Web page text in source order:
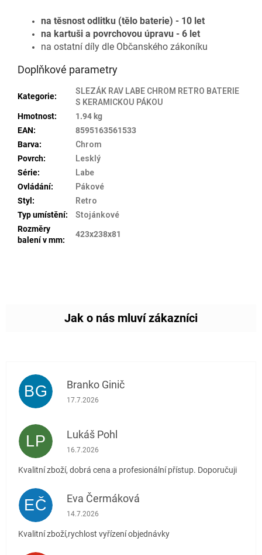
na těsnost odlitku (tělo baterie) - 10 let
na kartuši a povrchovou úpravu - 6 let
na ostatní díly dle Občanského zákoníku
Doplňkové parametry
Kategorie:
SLEZÁK RAV LABE CHROM RETRO BATERIE
S KERAMICKOU PÁKOU
Hmotnost:
1.94 kg
EAN:
8595163561533
Barva:
Chrom
Povrch:
Lesklý
Série:
Labe
Ovládání:
Pákové
Styl :
Retro
Typ umístění:
Stojánkové
Rozměry
balení v mm:
423x238x81
BG Branko Ginič
Hodnocení obchodu je 5 z 5 hvězdiček.
17.7.2026
LP Lukáš Pohl
Hodnocení obchodu je 5 z 5 hvězdiček.
16.7.2026
Kvalitní zboží, dobrá cena a profesionální přístup. Doporučuji
EČ Eva Čermáková
Hodnocení obchodu je 5 z 5 hvězdiček.
14.7.2026
Kvalitní zboží,rychlost vyřízení objednávky